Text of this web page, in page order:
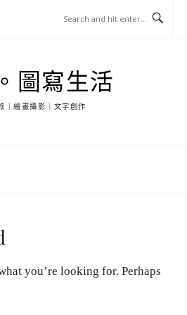
圖寫生活
｜繪畫攝影｜文字創作
you’re looking for. Perhaps